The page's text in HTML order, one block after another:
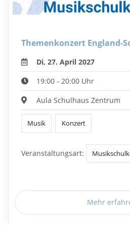
Themenkonzert England-
Di, 27. April 2027
19:00 - 20:00 Uhr
Aula Schulhaus Zentrum
Musik Konzert
Veranstaltungsart:
Mehr